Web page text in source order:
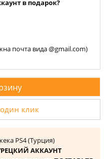
в подарок?
почта вида @gmail.com)
клик
PS4 (Турция)
АККАУНТ